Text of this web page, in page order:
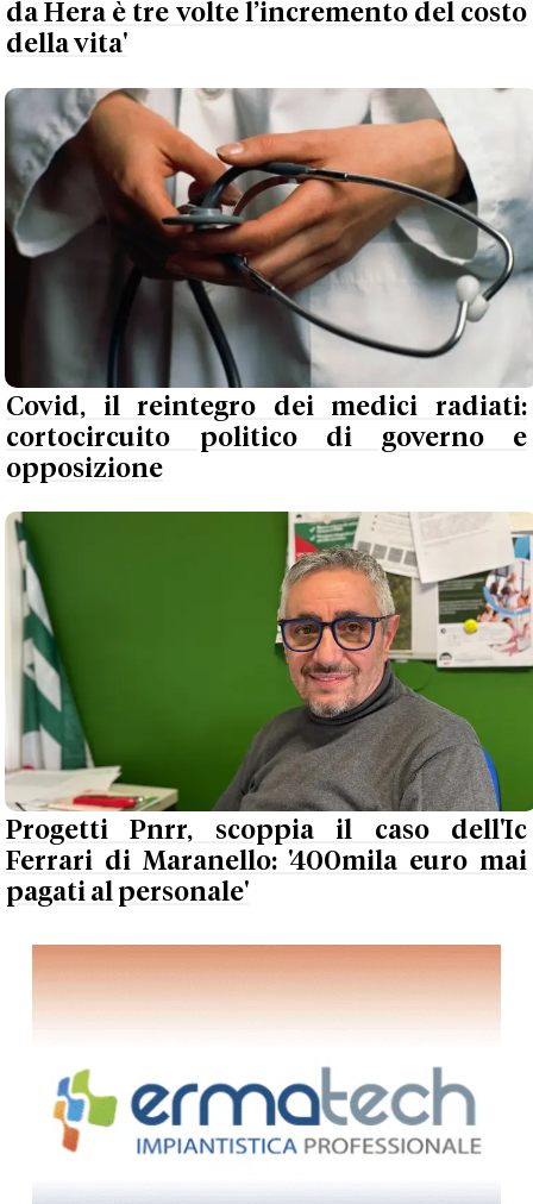
da Hera è tre volte l’incremento del costo
della vita'
Covid, il reintegro dei medici radiati:
cortocircuito politico di governo e
opposizione
Progetti Pnrr, scoppia il caso dell'Ic
Ferrari di Maranello: '400mila euro mai
pagati al personale'